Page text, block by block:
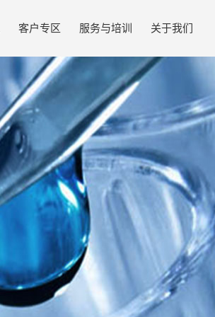
客户专区 服务与培训 关于我们